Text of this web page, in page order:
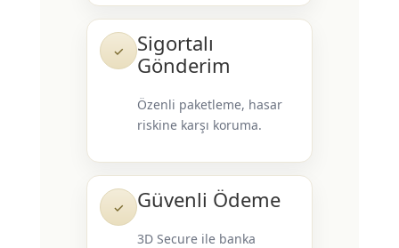
✓
Sigortalı
Gönderim
Özenli paketleme, hasar
riskine karşı koruma.
✓ Güvenli Ödeme
3D Secure ile banka